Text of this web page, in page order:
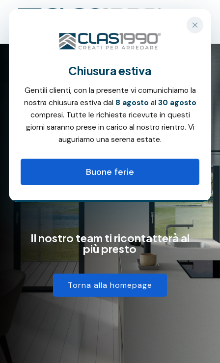
Chiusura estiva
Gentili clienti, con la presente vi comunichiamo la
nostra chiusura estiva dal 8 agosto al 30 agosto
compresi. Tutte le richieste ricevute in questi
giorni saranno prese in carico al nostro rientro. Vi
auguriamo una serena estate.
Buone ferie
Grazie per averci
Il nostro team ti ricontatterà al
più presto
Torna alla homepage